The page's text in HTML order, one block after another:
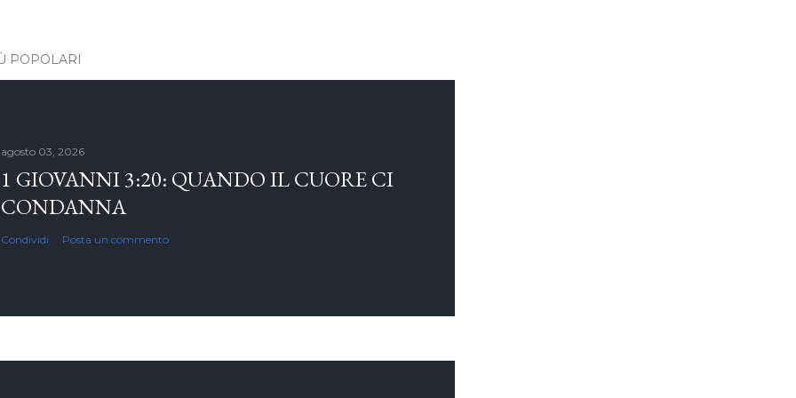
POPOLARI
agosto 03, 2026
1 GIOVANNI 3:20: QUANDO IL CUORE CI
CONDANNA
Condividi Posta un commento